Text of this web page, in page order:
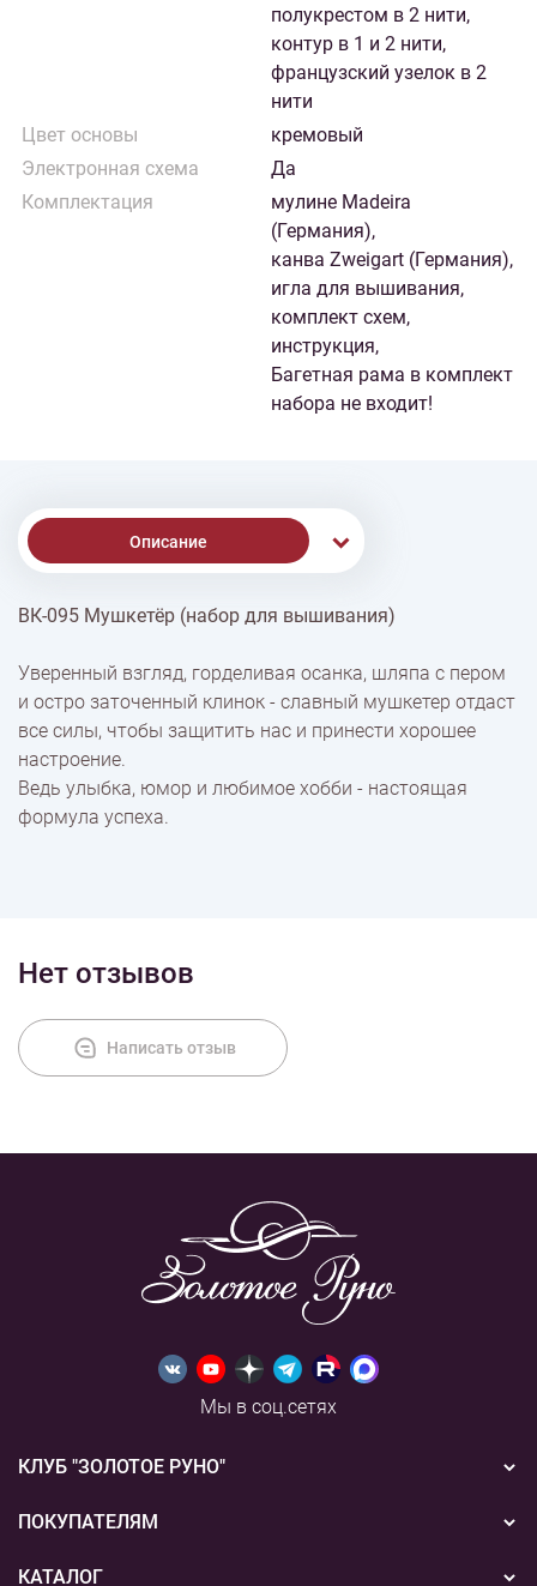
полукрестом в 2 нити,
контур в 1 и 2 нити,
французский узелок в 2
нити
Цвет основы
кремовый
Электронная схема
Да
Комплектация
мулине Madeira
(Германия),
канва Zweigart (Германия),
игла для вышивания,
комплект схем,
инструкция,
Багетная рама в комплект
набора не входит!
Описание
% Скидки
Доставка
Оплата
ВК-095 Мушкетёр (набор для вышивания)
Уверенный взгляд, горделивая осанка, шляпа с пером
и остро заточенный клинок - славный мушкетер отдаст
все силы, чтобы защитить нас и принести хорошее
настроение.
Ведь улыбка, юмор и любимое хобби - настоящая
формула успеха.
Нет отзывов
Написать отзыв
Мы в соц.сетях
КЛУБ "ЗОЛОТОЕ РУНО"
Новости
Акции
ПОКУПАТЕЛЯМ
Бонусная система
КАТАЛОГ